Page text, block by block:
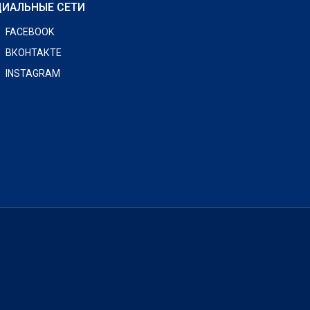
СЕТИ
FACEBOOK
ВКОНТАКТЕ
INSTAGRAM